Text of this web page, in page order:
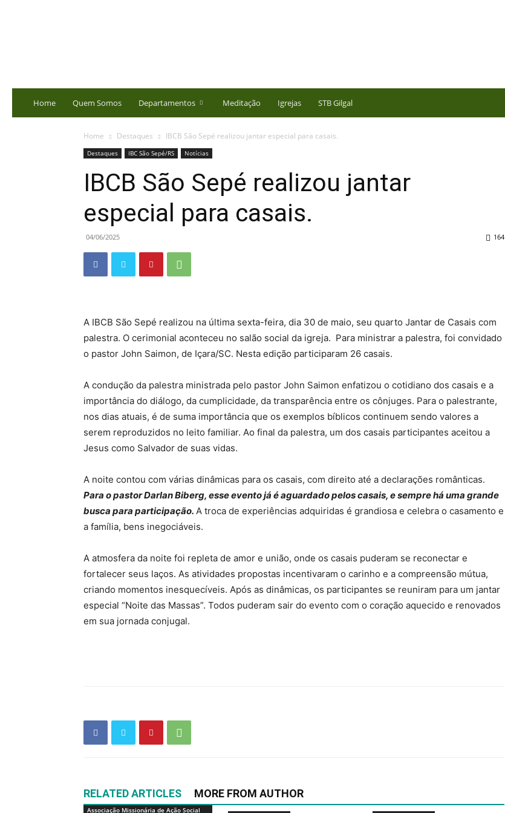
Home Quem Somos Departamentos Meditação Igrejas STB Gilgal
Home Destaques IBCB São Sepé realizou jantar especial para casais.
Destaques IBC São Sepé/RS Notícias
IBCB São Sepé realizou jantar
especial para casais.
04/06/2025 164
A IBCB São Sepé realizou na última sexta-feira, dia 30 de maio, seu quarto Jantar de Casais com
palestra. O cerimonial aconteceu no salão social da igreja. Para ministrar a palestra, foi convidado
o pastor John Saimon, de Içara/SC. Nesta edição participaram 26 casais.
A condução da palestra ministrada pelo pastor John Saimon enfatizou o cotidiano dos casais e a
importância do diálogo, da cumplicidade, da transparência entre os cônjuges. Para o palestrante,
nos dias atuais, é de suma importância que os exemplos bíblicos continuem sendo valores a
serem reproduzidos no leito familiar. Ao final da palestra, um dos casais participantes aceitou a
Jesus como Salvador de suas vidas.
A noite contou com várias dinâmicas para os casais, com direito até a declarações românticas.
Para o pastor Darlan Biberg, esse evento já é aguardado pelos casais, e sempre há uma grande
busca para participação. A troca de experiências adquiridas é grandiosa e celebra o casamento e
a família, bens inegociáveis.
A atmosfera da noite foi repleta de amor e união, onde os casais puderam se reconectar e
fortalecer seus laços. As atividades propostas incentivaram o carinho e a compreensão mútua,
criando momentos inesquecíveis. Após as dinâmicas, os participantes se reuniram para um jantar
especial “Noite das Massas”. Todos puderam sair do evento com o coração aquecido e renovados
em sua jornada conjugal.
RELATED ARTICLES MORE FROM AUTHOR
Associação Missionária de Ação Social